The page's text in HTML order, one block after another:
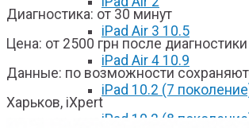
iPad Air 3 10.5
iPad Air 4 10.9
iPad 10.2 (7
iPad 10.2 (8
Диагностика: от 30 минут
Цена: от 2500 грн после диагностики
Данные: по возможности
Харьков, iXpert